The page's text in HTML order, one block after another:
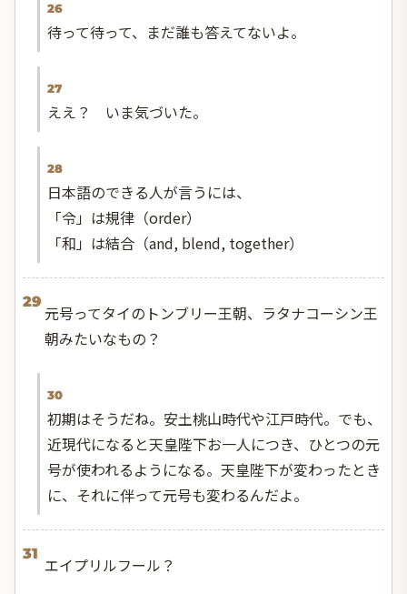
26
待って待って、まだ誰も答えてないよ。
27
ええ？ いま気づいた。
28
日本語のできる人が言うには、
「令」は規律（order）
「和」は結合（and, blend, together）
29
元号ってタイのトンブリー王朝、ラタナコーシン王
朝みたいなもの？
30
初期はそうだね。安土桃山時代や江戸時代。でも、
近現代になると天皇陛下お一人につき、ひとつの元
号が使われるようになる。天皇陛下が変わったとき
に、それに伴って元号も変わるんだよ。
31
エイプリルフール？